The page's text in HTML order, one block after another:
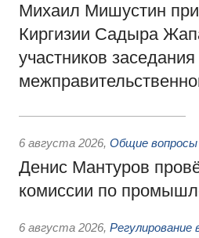
Михаил Мишустин
Киргизии Садыра
участников
6 августа 2026, Общие
Денис Мантуров
комиссии по
6 августа 2026,